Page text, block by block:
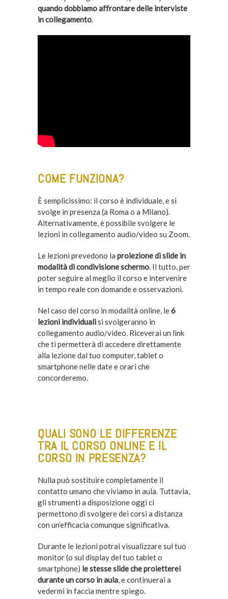
quando dobbiamo affrontare delle interviste
in collegamento.
COME FUNZIONA?
È semplicissimo: il corso è individuale, e si
svolge in presenza (a Roma o a Milano).
Alternativamente, è possibile svolgere le
lezioni in collegamento audio/video su Zoom.
Le lezioni prevedono la proiezione di slide in
modalità di condivisione schermo. Il tutto, per
poter seguire al meglio il corso e intervenire
in tempo reale con domande e osservazioni.
Nel caso del corso in modalità online, le6
lezioni individualisi svolgeranno in
collegamento audio/video. Riceverai un link
che ti permetterà di accedere direttamente
alla lezione dal tuo computer, tablet o
smartphone nelle date e orari che
concorderemo.
QUALI SONO LE DIFFERENZE
TRA IL CORSO ONLINE E IL
CORSO IN PRESENZA?
Nulla può sostituire completamente il
contatto umano che viviamo in aula. Tuttavia,
gli strumenti a disposizione oggi ci
permettono di svolgere dei corsi a distanza
con un’efficacia comunque significativa.
Durante le lezioni potrai visualizzare sul tuo
monitor (o sul display del tuo tablet o
smartphone) le stesse slide che proietterei
durante un corso in aula, e continuerai a
vedermi in faccia mentre spiego.